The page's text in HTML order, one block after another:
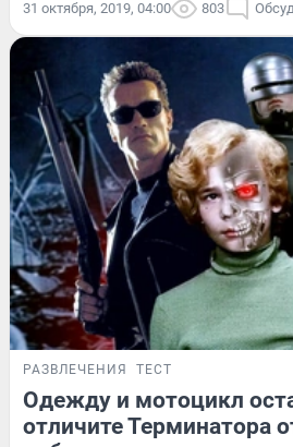
31 октября, 2019, 04:00 803
РАЗВЛЕЧЕНИЯ ТЕСТ
Одежду и мотоцикл
отличите Терминатора